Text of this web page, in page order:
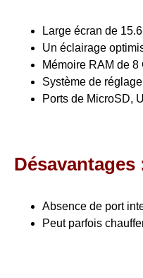
Large écran de
Un éclairage
Mémoire RAM de
Système de
Ports de MicroSD,
Désavantages
Absence de port
Peut parfois